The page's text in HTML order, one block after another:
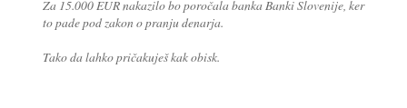
Za 15.000 EUR nakazilo bo poročala banka Banki Slovenije, ker
to pade pod zakon o pranju denarja.
Tako da lahko pričakuješ kak obisk.